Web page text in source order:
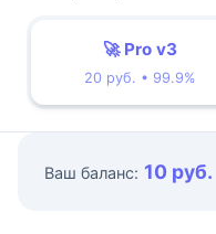
🚀 Pro v3
20 руб. • 99.9%
Ваш баланс: 10 руб.